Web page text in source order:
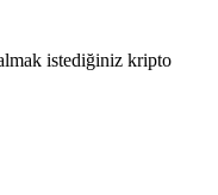
istediğiniz kripto